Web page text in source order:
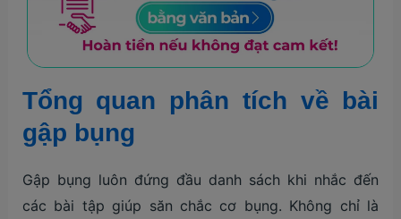
Tổng quan phân tích về bài
gập bụng
Gập bụng luôn đứng đầu danh sách khi nhắc đến
các bài tập giúp săn chắc cơ bụng. Không chỉ là